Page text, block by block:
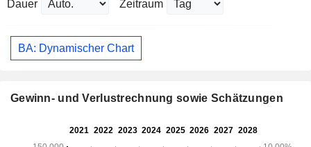
Dauer Zeitraum
BA: Dynamischer Chart
Gewinn- und Verlustrechnung sowie Schätzungen